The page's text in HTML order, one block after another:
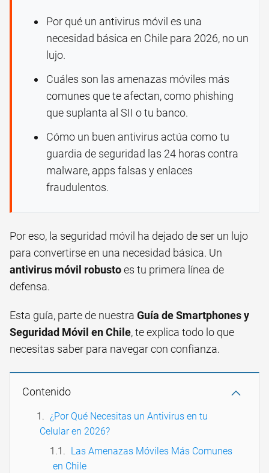
Por qué un antivirus móvil es una
necesidad básica en Chile para 2026, no un
lujo.
Cuáles son las amenazas móviles más
comunes que te afectan, como phishing
que suplanta al SII o tu banco.
Cómo un buen antivirus actúa como tu
guardia de seguridad las 24 horas contra
malware, apps falsas y enlaces
fraudulentos.
Por eso, la seguridad móvil ha dejado de ser un lujo
para convertirse en una necesidad básica. Un
antivirus móvil robustoes tu primera línea de
defensa.
Esta guía, parte de nuestra Guía de Smartphones y
Seguridad Móvil en Chile, te explica todo lo que
necesitas saber para navegar con confianza.
Contenido
¿Por Qué Necesitas un Antivirus en tu
Celular en 2026?
Las Amenazas Móviles Más Comunes
en Chile